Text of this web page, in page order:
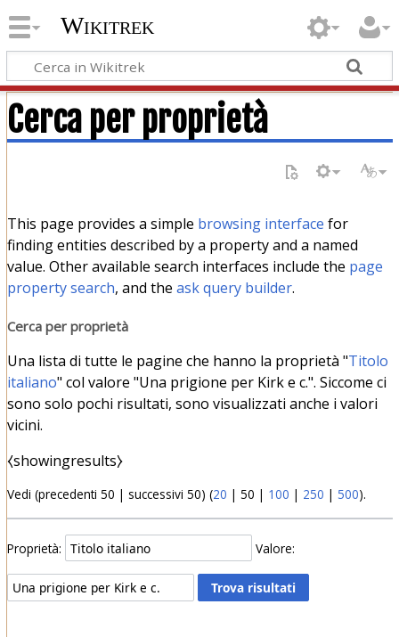
Wikitrek
Cerca per proprietà
This page provides a simple browsing interface for
finding entities described by a property and a named
value. Other available search interfaces include the page
property search, and the ask query builder.
Cerca per proprietà
Una lista di tutte le pagine che hanno la proprietà "Titolo
italiano" col valore "Una prigione per Kirk e c.". Siccome ci
sono solo pochi risultati, sono visualizzati anche i valori
vicini.
⧼showingresults⧽
Vedi (precedenti 50 | successivi 50) (20 | 50 | 100 | 250 | 500).
Proprietà: Valore: